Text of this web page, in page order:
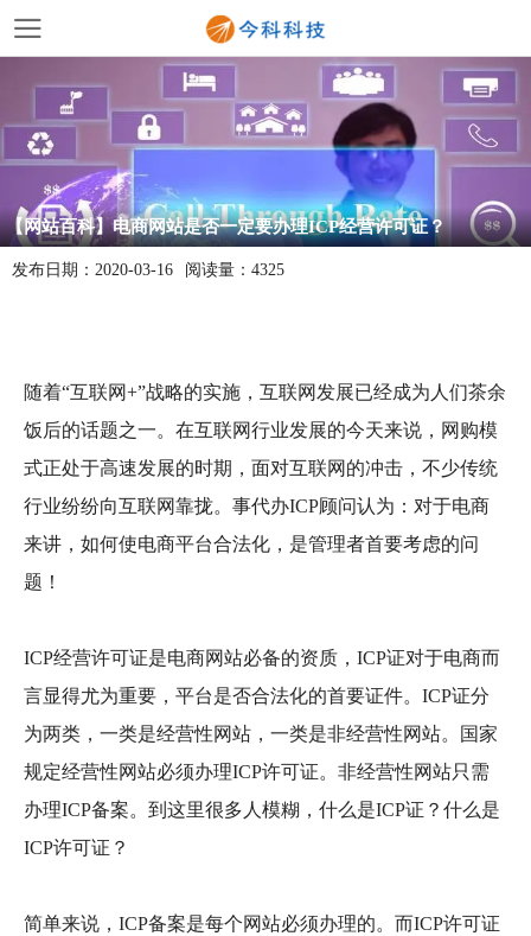
【网站百科】电商网站是否一定要办理ICP经营许可证？
发布日期： 2020-03-16 阅读量： 4325
随着“互联网+”战略的实施，互联网发展已经成为人们茶余
饭后的话题之一。在互联网行业发展的今天来说，网购模
式正处于高速发展的时期，面对互联网的冲击，不少传统
行业纷纷向互联网靠拢。事代办ICP顾问认为：对于电商
来讲，如何使电商平台合法化，是管理者首要考虑的问
题！
ICP经营许可证是电商网站必备的资质，ICP证对于电商而
言显得尤为重要，平台是否合法化的首要证件。ICP证分
为两类，一类是经营性网站，一类是非经营性网站。国家
规定经营性网站必须办理ICP许可证。非经营性网站只需
办理ICP备案。到这里很多人模糊，什么是ICP证？什么是
ICP许可证？
简单来说，ICP备案是每个网站必须办理的。而ICP许可证